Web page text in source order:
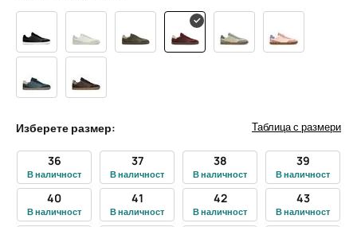
Таблица с размери
Изберете размер:
36
В наличност
37
В наличност
38
В наличност
39
В наличност
40
В наличност
41
В наличност
42
В наличност
43
В наличност